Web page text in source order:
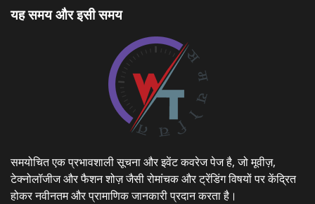
यह समय और इसी समय
समयोचित एक प्रभावशाली सूचना और इवेंट कवरेज पेज है, जो मूवीज़,
टेक्नोलॉजीज और फैशन शोज़ जैसी रोमांचक और ट्रेंडिंग विषयों पर केंद्रित
होकर नवीनतम और प्रामाणिक जानकारी प्रदान करता है।